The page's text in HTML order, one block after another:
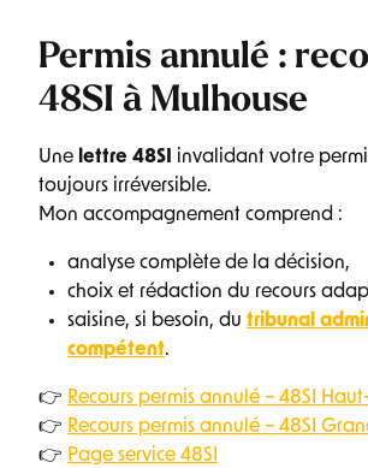
Permis annulé :
48SI à Mulhouse
Une lettre 48SI
invalidant votre
toujours irréversible.
Mon accompagnement comprend :
analyse complète de la décision,
choix et rédaction du recours
saisine, si besoin, du tribunal
compétent.
👉 Recours permis annulé – 48SI
👉 Recours permis annulé – 48SI
👉 Page service 48SI